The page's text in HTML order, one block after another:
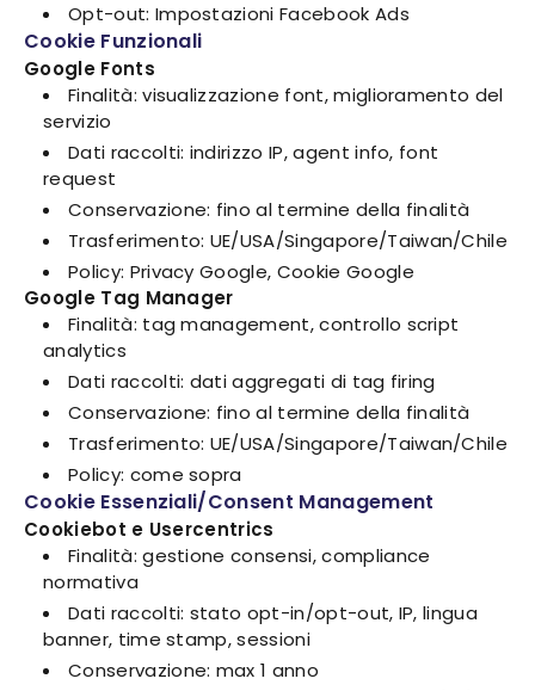
Opt-out: Impostazioni Facebook Ads
Cookie Funzionali
Google Fonts
Finalità: visualizzazione font, miglioramento del
servizio
Dati raccolti: indirizzo IP, agent info, font
request
Conservazione: fino al termine della finalità
Trasferimento: UE/USA/Singapore/Taiwan/Chile
Policy: Privacy Google, Cookie Google
Google Tag Manager
Finalità: tag management, controllo script
analytics
Dati raccolti: dati aggregati di tag firing
Conservazione: fino al termine della finalità
Trasferimento: UE/USA/Singapore/Taiwan/Chile
Policy: come sopra
Cookie Essenziali/Consent Management
Cookiebot e Usercentrics
Finalità: gestione consensi, compliance
normativa
Dati raccolti: stato opt-in/opt-out, IP, lingua
banner, time stamp, sessioni
Conservazione: max 1 anno